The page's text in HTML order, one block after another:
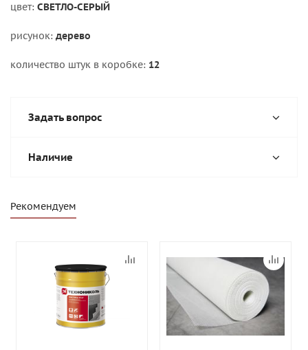
цвет: СВЕТЛО-СЕРЫЙ
рисунок: дерево
количество штук в коробке: 12
Задать вопрос
Наличие
Рекомендуем